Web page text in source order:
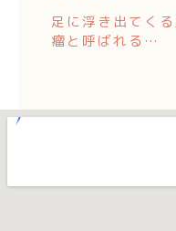
足に浮き出てく
瘤と呼ばれる…